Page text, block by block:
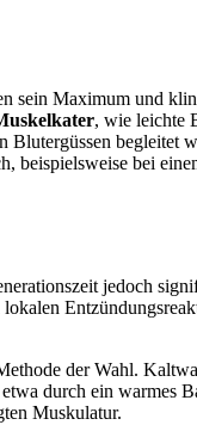
sein Maximum und
, wie leichte
begleitet
beispielsweise bei
jedoch
der Wahl.
durch ein warmes
Muskulatur.